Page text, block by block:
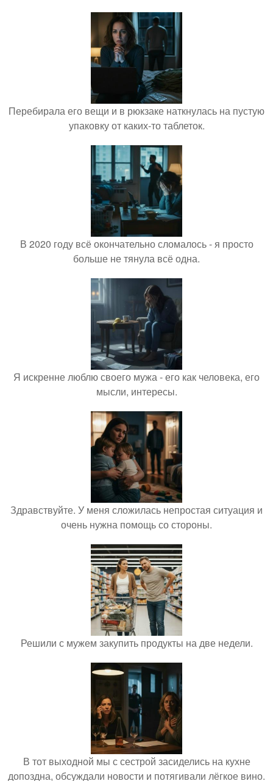
Перебирала его вещи и в рюкзаке наткнулась на пустую
упаковку от каких-то таблеток.
В 2020 году всё окончательно сломалось - я просто
больше не тянула всё одна.
Я искренне люблю своего мужа - его как человека, его
мысли, интересы.
Здравствуйте. У меня сложилась непростая ситуация и
очень нужна помощь со стороны.
Решили с мужем закупить продукты на две недели.
В тот выходной мы с сестрой засиделись на кухне
допоздна, обсуждали новости и потягивали лёгкое вино.